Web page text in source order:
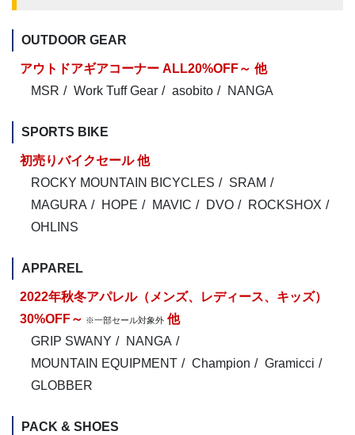
OUTDOOR GEAR
アウトドアギアコーナー ALL20%OFF～ 他
MSR
Work Tuff Gear asobito NANGA
SPORTS BIKE
初売りバイクセール 他
ROCKY MOUNTAIN BICYCLES
SRAM
MAGURA
HOPE MAVIC DVO
ROCKSHOX
OHLINS
APPAREL
2022年秋冬アパレル（メンズ、レディース、キッズ）
30%OFF～ ※一部セール対象外 他
GRIP SWANY
NANGA
MOUNTAIN EQUIPMENT
Champion
Gramicci
GLOBBER
PACK & SHOES